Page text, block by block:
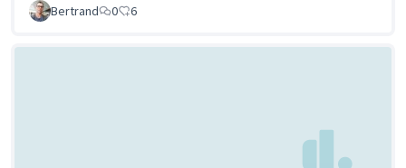
Bertrand
0 6